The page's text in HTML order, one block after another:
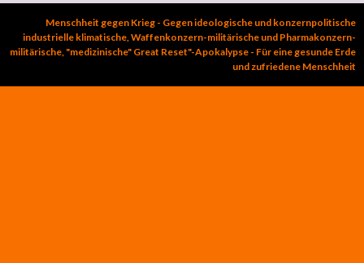
Menschheit gegen Krieg - Gegen ideologische und konzernpolitische
industrielle klimatische, Waffenkonzern-militärische und Pharmakonzern-
militärische, "medizinische" Great Reset"-Apokalypse - Für eine gesunde Erde
und zufriedene Menschheit